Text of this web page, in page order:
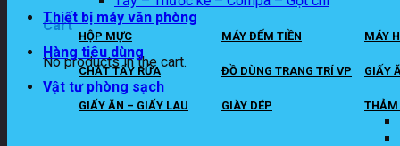
Cart
No products in the cart.
Thiết bị máy văn phòng
HỘP MỰC MÁY ĐẾM TIỀN MÁY
Hàng tiêu dùng
CHẤT TẨY RỬA ĐỒ DÙNG TRANG TRÍ VP GIẤY
Vật tư phòng sạch
GIẤY ĂN – GIẤY LAU GIÀY DÉP THẢM